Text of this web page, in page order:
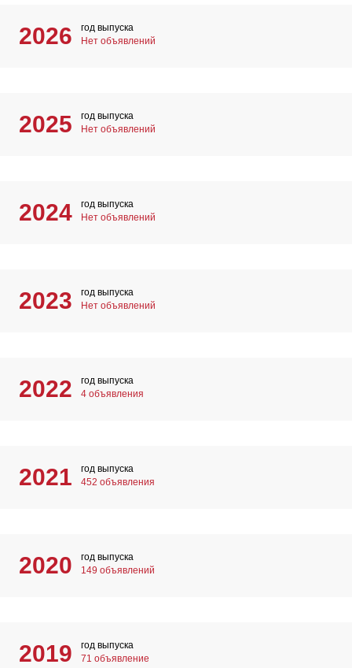
2026
год выпуска
Нет объявлений
2025
год выпуска
Нет объявлений
2024
год выпуска
Нет объявлений
2023
год выпуска
Нет объявлений
2022
год выпуска
4 объявления
2021
год выпуска
452 объявления
2020
год выпуска
149 объявлений
2019
год выпуска
71 объявление